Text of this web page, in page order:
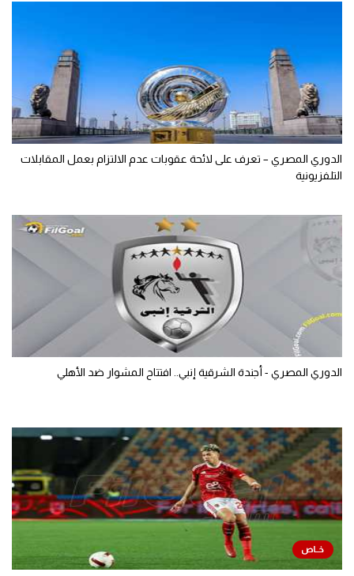
الدوري المصري – تعرف على لائحة عقوبات عدم الالتزام بعمل المقابلات
التلفزيونية
الدوري المصري - أجندة الشرقية إنبي.. افتتاح المشوار ضد الأهلي